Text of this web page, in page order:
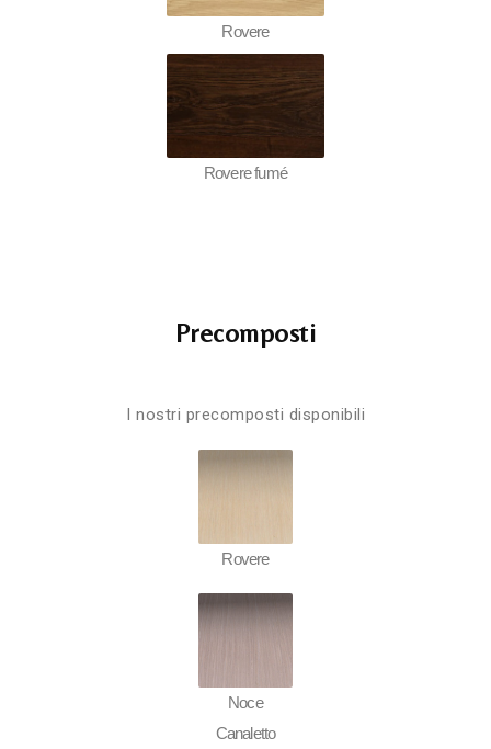
Rovere
Rovere fumé
Precomposti
I nostri precomposti disponibili
Rovere
Noce
Canaletto